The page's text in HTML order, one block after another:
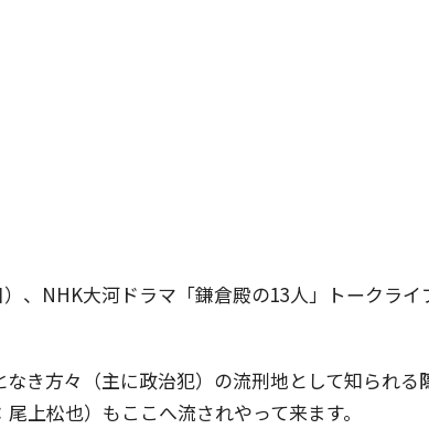
、NHK大河ドラマ「鎌倉殿の13人」トークライ
き方々（主に政治犯）の流刑地として知られる
尾上松也）もここへ流されやって来ます。